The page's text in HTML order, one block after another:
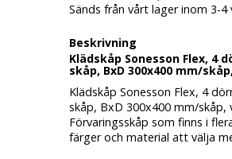
Sänds från vårt lager inom 3-4
Beskrivning
Klädskåp Sonesson Flex, 4
skåp, BxD 300x400 mm/
Klädskåp Sonesson Flex, 4
skåp, BxD 300x400 mm/skåp,
Förvaringsskåp som finns i
färger och material att välja